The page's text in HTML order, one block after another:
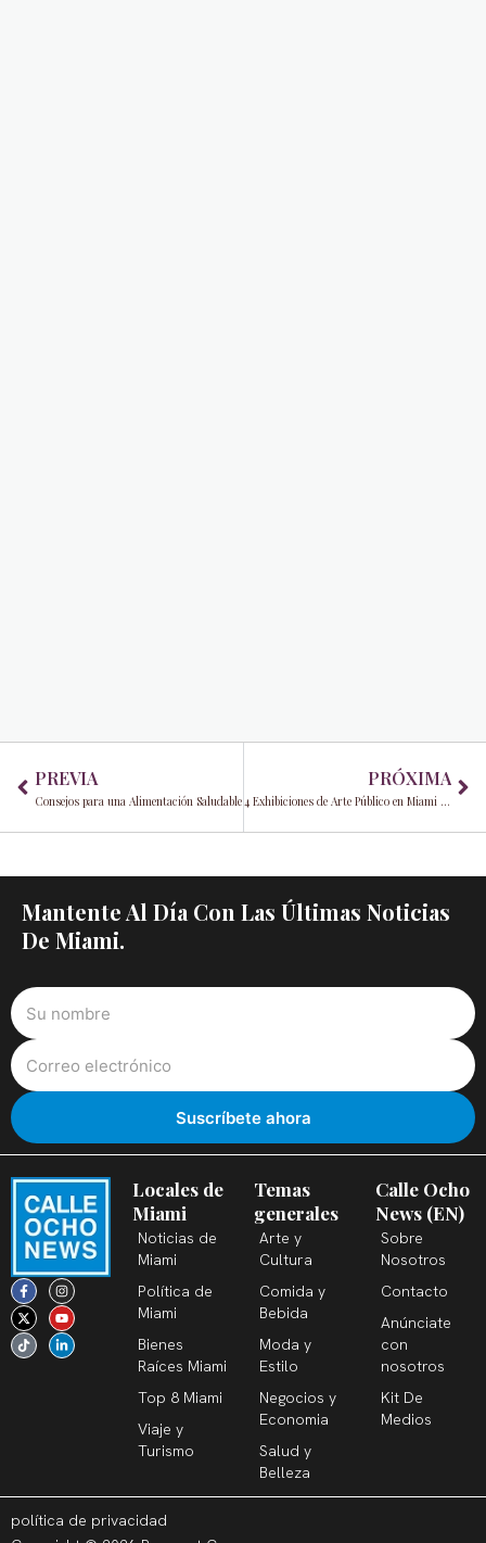
PREVIA
Consejos para una Alimentación Saludable
PRÓXIMA
4 Exhibiciones de Arte Público en Miami que querá ver
Mantente Al Día Con Las Últimas Noticias
De Miami.
F
a
c
e
b
o
o
I
n
s
t
a
g
r
X
-
t
w
i
t
t
Y
o
u
t
u
b
e
T
i
k
t
o
k
L
i
n
k
e
d
i
Locales de
Miami
Noticias de
Miami
Política de
Miami
Bienes
Raíces Miami
Top 8 Miami
Viaje y
Turismo
Temas
generales
Arte y
Cultura
Comida y
Bebida
Moda y
Estilo
Negocios y
Economia
Salud y
Belleza
Calle Ocho
News (EN)
Sobre
Nosotros
Contacto
Anúnciate
con
nosotros
Kit De
Medios
política de privacidad